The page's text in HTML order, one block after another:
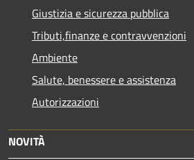
Giustizia e sicurezza pubblica
Tributi,finanze e contravvenzioni
Ambiente
Salute, benessere e assistenza
Autorizzazioni
NOVITÀ